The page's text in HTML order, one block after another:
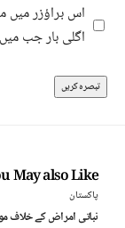
اس براؤزر میں
اگلی بار جب
May also Like
پاکستان
نباتی امراض کے خلاف